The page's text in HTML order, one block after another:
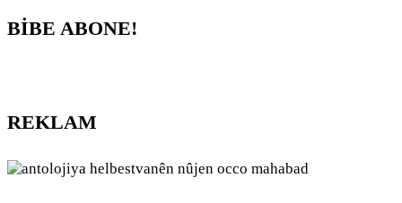
BİBE ABONE!
REKLAM